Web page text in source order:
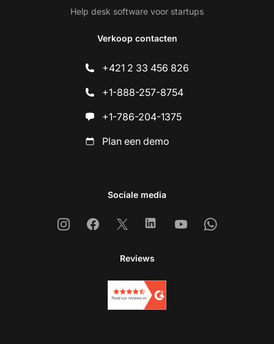
Help desk software voor startups
Verkoop contacten
+421 2 33 456 826
+1-888-257-8754
+1-786-204-1375
Plan een demo
Sociale media
InstagramFacebook
X LinkedinYoutubeWhatsapp
Reviews